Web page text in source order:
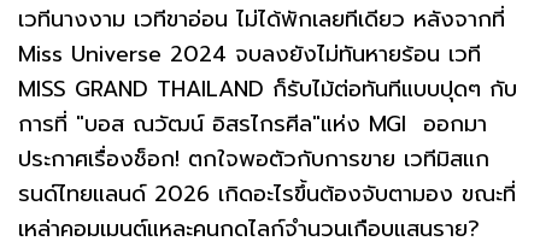
เวทีนางงาม เวทีขาอ่อน ไม่ได้พักเลยทีเดียว หลังจากที่
Miss Universe 2024 จบลงยังไม่ทันหายร้อน เวที
MISS GRAND THAILAND ก็รับไม้ต่อทันทีแบบปุดๆ กับ
การที่ "บอส ณวัฒน์ อิสรไกรศีล"แห่ง MGI ออกมา
ประกาศเรื่องช็อก! ตกใจพอตัวกับการขาย เวทีมิสแก
รนด์ไทยแลนด์ 2026 เกิดอะไรขึ้นต้องจับตามอง ขณะที่
เหล่าคอมเมนต์แหละคนกดไลก์จำนวนเกือบแสนราย?